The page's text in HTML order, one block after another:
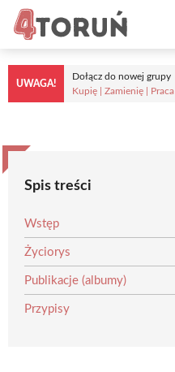
Przejdź
treści
UWAGA!
Dołącz do nowej grupy
Kupię | Zamienię | Praca
Spis treści
Wstęp
Życiorys
Publikacje (albumy)
Przypisy